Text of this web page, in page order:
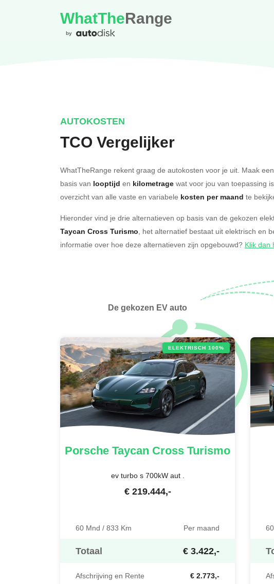
WhatTheRange
by
AUTOKOSTEN
TCO Vergelijker
WhatTheRange rekent graag de autokosten voor je uit. Maak
basis van looptijd en kilometrage wat voor jou van toepassing
overzicht van alle vaste en variabele kosten per maand te
Hieronder vind je drie alternatieven op basis van de gekozen
Taycan Cross Turismo, het alternatief bestaat uit elektrisch en
informatie over hoe deze alternatieven zijn opgebouwd? Klik dan
De gekozen EV auto
ELEKTRISCH 100%
PorscheTaycan Cross Turismo
ev turbo s 700kW aut .
€ 219.444,-
60 Mnd / 833 Km Per maand
Totaal € 3.422,-
Afschrijving en Rente € 2.773,-